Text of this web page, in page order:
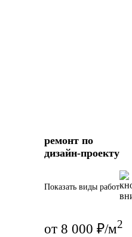
ремонт по
дизайн-проекту
Показать виды работ
от 8 000 ₽/м2